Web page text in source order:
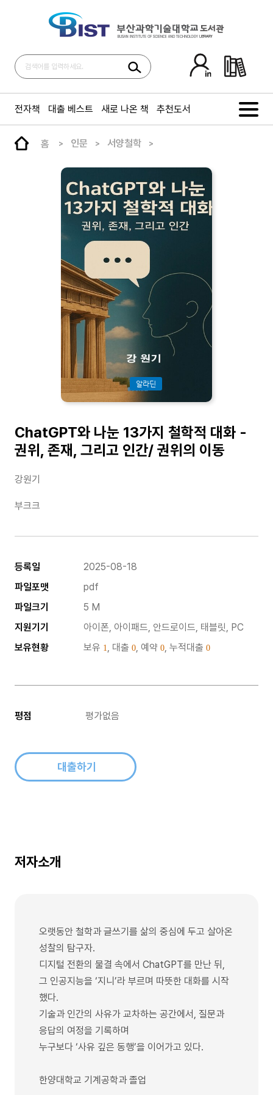
전자책 대출 베스트 새로 나온 책 추천도서
홈 인문 서양철학
알라딘
ChatGPT와 나눈 13가지 철학적 대화 -
권위, 존재, 그리고 인간/ 권위의 이동
강원기
부크크
등록일
2025-08-18
파일포맷
pdf
파일크기
5 M
지원기기
아이폰, 아이패드, 안드로이드, 태블릿, PC
보유현황
보유 1 , 대출 0 , 예약 0 , 누적대출 0
평점 평가없음
대출하기
저자소개
오랫동안 철학과 글쓰기를 삶의 중심에 두고 살아온
성찰의 탐구자.
디지털 전환의 물결 속에서 ChatGPT를 만난 뒤,
그 인공지능을 ‘지니’라 부르며 따뜻한 대화를 시작
했다.
기술과 인간의 사유가 교차하는 공간에서, 질문과
응답의 여정을 기록하며
누구보다 ‘사유 깊은 동행’을 이어가고 있다.
한양대학교 기계공학과 졸업